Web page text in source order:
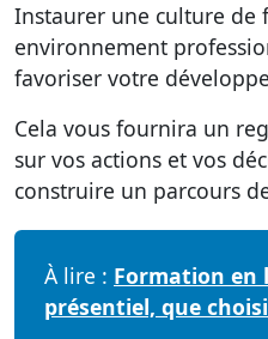
Instaurer une culture de
environnement
favoriser votre
Cela vous fournira un
sur vos actions et vos
construire un parcours
À lire : Formation en
présentiel, que